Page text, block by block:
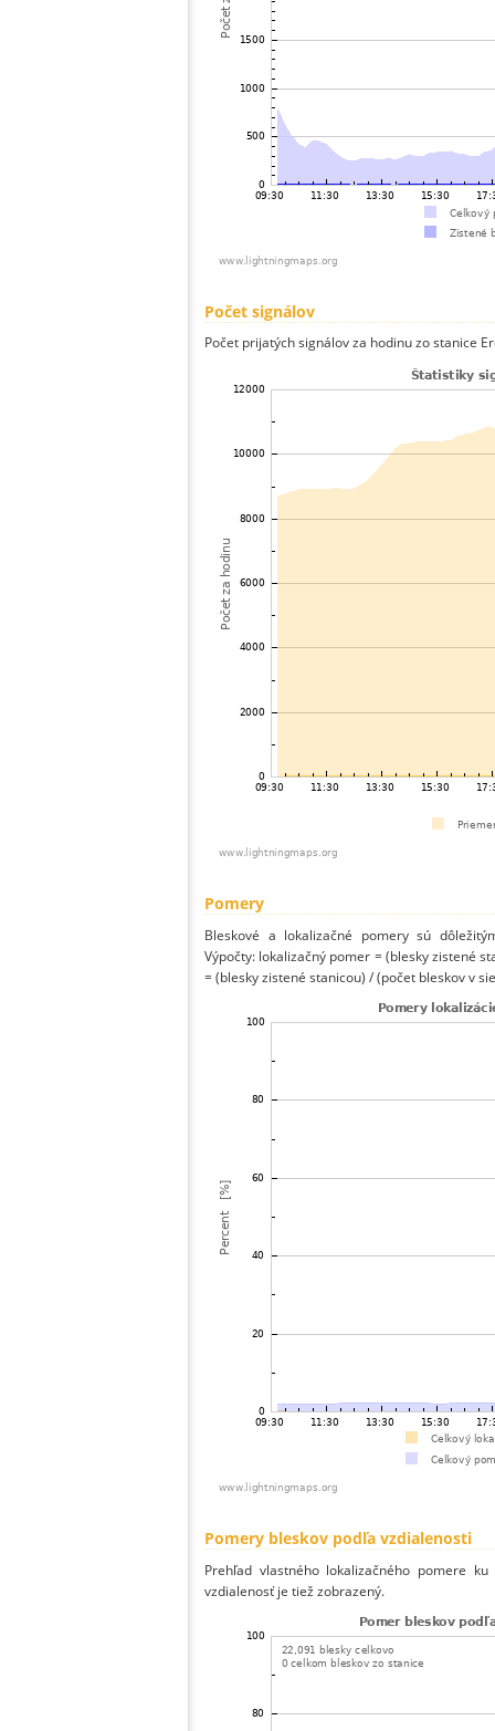
Počet signálov
Počet prijatých signálov za hodinu zo stanice
Pomery
Bleskové a lokalizačné pomery sú
Výpočty: lokalizačný pomer = (blesky zistené
= (blesky zistené stanicou) / (počet bleskov v
Pomery bleskov podľa vzdialenosti
Prehľad vlastného lokalizačného pomere
vzdialenosť je tiež zobrazený.